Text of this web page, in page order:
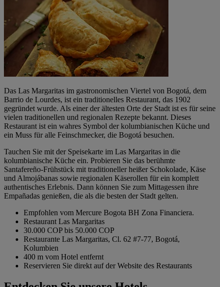
Das Las Margaritas im gastronomischen Viertel von Bogotá, dem
Barrio de Lourdes, ist ein traditionelles Restaurant, das 1902
gegründet wurde. Als einer der ältesten Orte der Stadt ist es für seine
vielen traditionellen und regionalen Rezepte bekannt. Dieses
Restaurant ist ein wahres Symbol der kolumbianischen Küche und
ein Muss für alle Feinschmecker, die Bogotá besuchen.
Tauchen Sie mit der Speisekarte im Las Margaritas in die
kolumbianische Küche ein. Probieren Sie das berühmte
Santafereño-Frühstück mit traditioneller heißer Schokolade, Käse
und Almojábanas sowie regionalen Käserollen für ein komplett
authentisches Erlebnis. Dann können Sie zum Mittagessen ihre
Empañadas genießen, die als die besten der Stadt gelten.
Empfohlen vom Mercure Bogota BH Zona Financiera.
Restaurant Las Margaritas
30.000 COP bis 50.000 COP
Restaurante Las Margaritas, Cl. 62 #7-77, Bogotá,
Kolumbien
400 m vom Hotel entfernt
Reservieren Sie direkt auf der Website des Restaurants